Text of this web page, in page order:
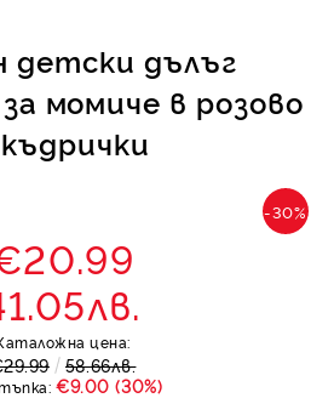
детски дълъг
момиче в розово
-30%
цена:
58.66лв.
€9.00 (30%)